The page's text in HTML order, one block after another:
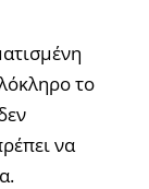
το
να